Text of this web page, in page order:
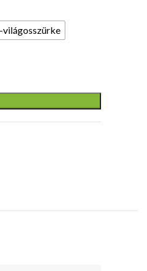
TILT
117 cm,
anyaga: öko
bőr, szín:
világosszürke